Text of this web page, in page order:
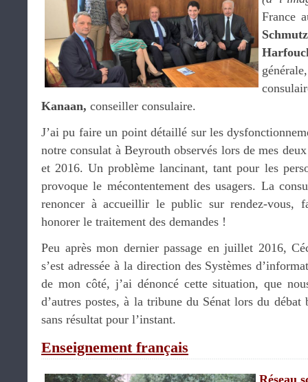
France
Schmutz
Kanaan, conseiller consulaire.
J’ai pu faire un point détaillé sur les
notre consulat à Beyrouth observés lors de mes
et 2016. Un problème lancinant, tant pour les
provoque le mécontentement des usagers. La
renoncer à accueillir le public sur rendez-vous,
honorer le traitement des demandes !
Peu après mon dernier passage en juillet 2016,
s’est adressée à la direction des Systèmes
de mon côté, j’ai dénoncé cette situation, que
d’autres postes, à la tribune du Sénat lors du débat
sans résultat pour l’instant.
Enseignement français
Réseau